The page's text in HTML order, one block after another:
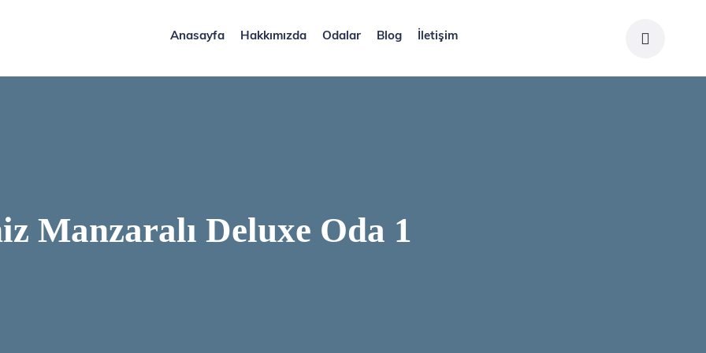
Anasayfa Hakkımızda Odalar Blog İletişim
Manzaralı Deluxe Oda 1